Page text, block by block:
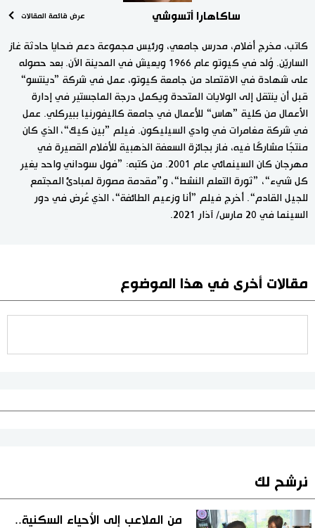
ساكاهارا أتسوشي عرض قائمة المقالات
كاتب، مخرج أفلام، مدرس جامعي، ورئيس مجموعة دعم ضحايا حادثة غاز
الساريّن. وُلد في كيوتو عام 1966 ويعيش في المدينة الآن. بعد حصوله
على شهادة في الاقتصاد من جامعة كيوتو، عمل في شركة ”دينتسو“
قبل أن ينتقل إلى الولايات المتحدة ويكمل درجة الماجستير في إدارة
الأعمال من كلية ”هاس“ للأعمال في جامعة كاليفورنيا ببيركلي. عمل
في شركة مغامرات في وادي السيليكون. فيلم ”بين كيك“، الذي كان
منتجًا مشاركًا فيه، فاز بجائزة السعفة الذهبية للأفلام القصيرة في
مهرجان كان السينمائي عام 2001. من كتبه: ”فول سوداني واحد يغير
كل شيء“، ”ثورة التعلم النشط“، و”مقدمة مصورة لمبادئ المجتمع
للجيل القادم“. أخرج فيلم ”أنا وزعيم الطائفة“، الذي عُرض في دور
السينما في 20 مارس/ آذار 2021.
مقالات أخرى في هذا الموضوع
نرشح لك
من الملاعب إلى الأحياء السكنية..